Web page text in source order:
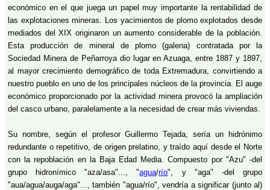
económico en el que juega un papel muy importante la rentabilidad de
las explotaciones mineras. Los yacimientos de plomo explotados desde
mediados del XIX originaron un aumento considerable de la población.
Esta producción de mineral de plomo (galena) contratada por la
Sociedad Minera de Peñarroya dio lugar en Azuaga, entre 1887 y 1897,
al mayor crecimiento demográfico de toda Extremadura, convirtiendo a
nuestro pueblo en uno de los principales núcleos de la provincia. El auge
económico proporcionado por la actividad minera provocó la ampliación
del casco urbano, paralelamente a la necesidad de crear más viviendas.
Su nombre, según el profesor Guillermo Tejada, sería un hidrónimo
redundante o repetitivo, de origen prelatino, y traído aquí desde el Norte
con la repoblación en la Baja Edad Media. Compuesto por "Azu" -del
grupo hidronímico "aza/asa"..., "agua/río", y "aga" -del grupo
"aua/agua/auga/aga"..., también "agua/río", vendría a significar (junto al)